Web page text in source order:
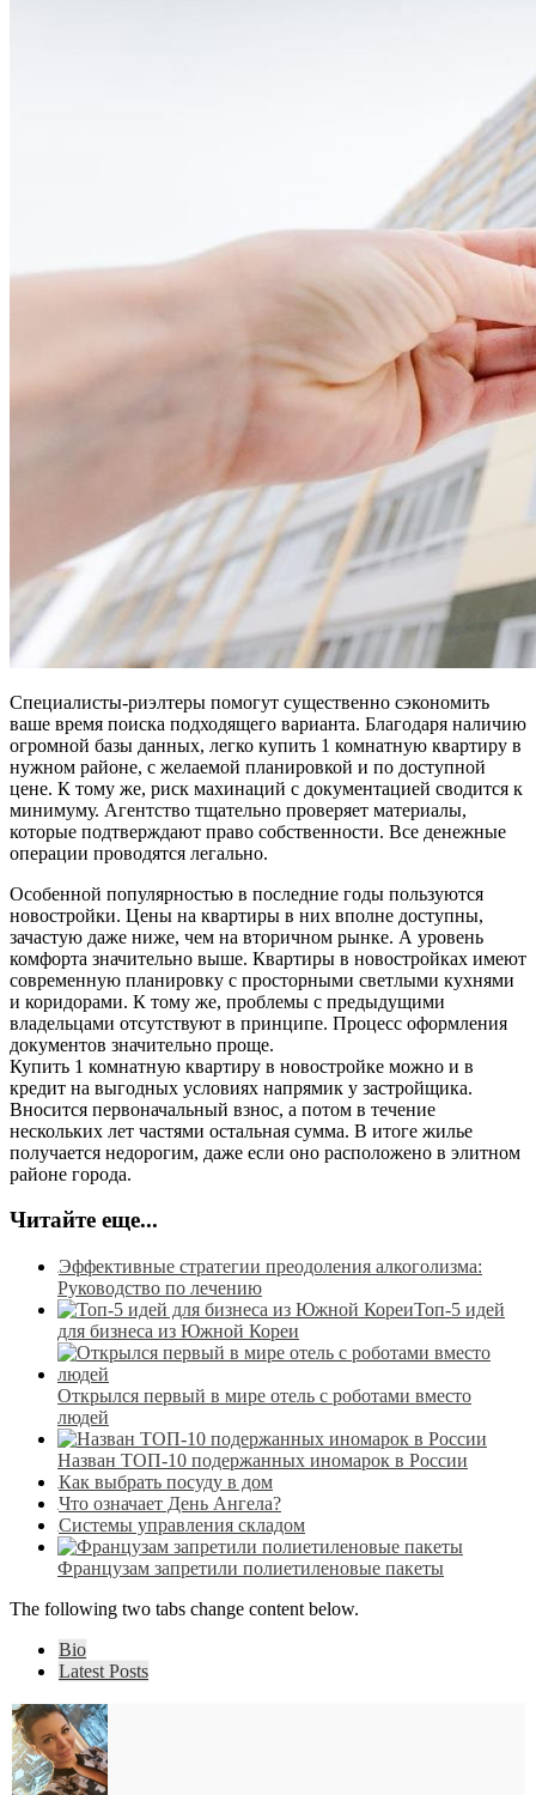
Специалисты-риэлтеры помогут существенно сэкономить
ваше время поиска подходящего варианта. Благодаря наличию
огромной базы данных, легко купить 1 комнатную квартиру в
нужном районе, с желаемой планировкой и по доступной
цене. К тому же, риск махинаций с документацией сводится к
минимуму. Агентство тщательно проверяет материалы,
которые подтверждают право собственности. Все денежные
операции проводятся легально.
Особенной популярностью в последние годы пользуются
новостройки. Цены на квартиры в них вполне доступны,
зачастую даже ниже, чем на вторичном рынке. А уровень
комфорта значительно выше. Квартиры в новостройках имеют
современную планировку с просторными светлыми кухнями
и коридорами. К тому же, проблемы с предыдущими
владельцами отсутствуют в принципе. Процесс оформления
документов значительно проще.
Купить 1 комнатную квартиру в новостройке можно и в
кредит на выгодных условиях напрямик у застройщика.
Вносится первоначальный взнос, а потом в течение
нескольких лет частями остальная сумма. В итоге жилье
получается недорогим, даже если оно расположено в элитном
районе города.
Читайте еще...
Эффективные стратегии преодоления алкоголизма:
Руководство по лечению
Топ-5 идей
для бизнеса из Южной Кореи
Открылся первый в мире отель с роботами вместо
людей
Назван ТОП-10 подержанных иномарок в России
Как выбрать посуду в дом
Что означает День Ангела?
Системы управления складом
Французам запретили полиетиленовые пакеты
The following two tabs change content below.
Bio
Latest Posts